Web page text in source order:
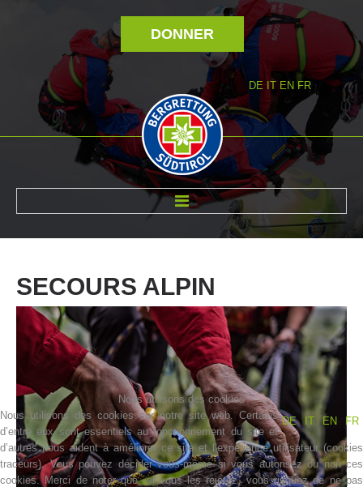
DONNER
DE IT EN FR
SECOURS ALPIN
Nous utilisons des cookies
DE
IT EN FR
Nous utilisons des cookies sur notre site web. Certains
d’entre eux sont essentiels au fonctionnement du site et
d’autres nous aident à améliorer ce site et l’expérience utilisateur (cookies
traceurs). Vous pouvez décider vous-même si vous autorisez ou non ces
cookies. Merci de noter que, si vous les rejetez, vous risquez de ne pas